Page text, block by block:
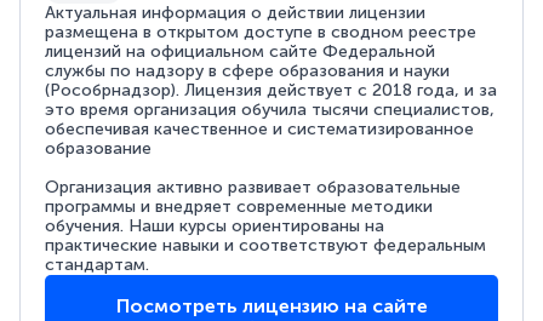
Актуальная информация о действии лицензии
размещена в открытом доступе в сводном реестре
лицензий на официальном сайте Федеральной
службы по надзору в сфере образования и науки
(Рособрнадзор). Лицензия действует с 2018 года, и за
это время организация обучила тысячи специалистов,
обеспечивая качественное и систематизированное
образование
Организация активно развивает образовательные
программы и внедряет современные методики
обучения. Наши курсы ориентированы на
практические навыки и соответствуют федеральным
стандартам.
Посмотреть лицензию на сайте